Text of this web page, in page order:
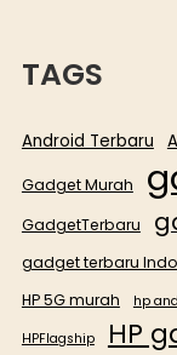
TAGS
Android Terbaru
Gadget Murah
GadgetTerbaru
gadget terbaru
HP 5G murah hp
HPFlagship HP